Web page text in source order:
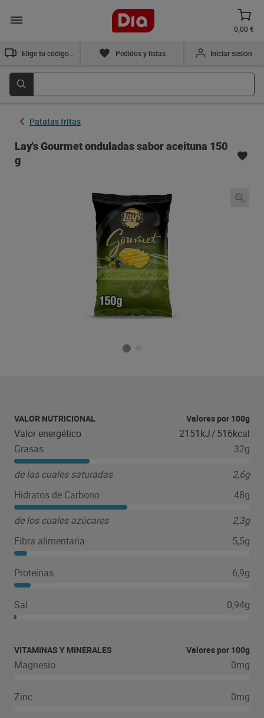
0,00 €
Pedidos y listas Iniciar sesión
Patatas fritas
Lay's Gourmet onduladas sabor aceituna 150
g
VALOR NUTRICIONAL Valores por 100g
Valor energético 2151kJ/516kcal
Grasas
32g
de las cuales saturadas
2,6g
Hidratos de Carbono
48g
de los cuales azúcares
2,3g
Fibra alimentaria
5,5g
Proteínas 6,9g
Sal 0,94g
VITAMINAS Y MINERALES Valores por 100g
Magnesio 0mg
Zinc 0mg